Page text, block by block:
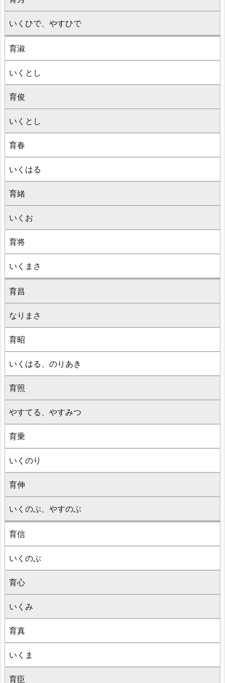
いくひで、やすひで
育淑
いくとし
育俊
いくとし
育春
いくはる
育緒
いくお
育将
いくまさ
育昌
なりまさ
育昭
いくはる、のりあき
育照
やすてる、やすみつ
育乗
いくのり
育伸
いくのぶ、やすのぶ
育信
いくのぶ
育心
いくみ
育真
いくま
育臣